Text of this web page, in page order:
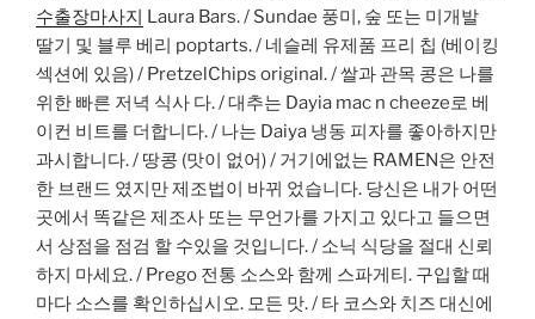
수출장마사지 Laura Bars. / Sundae 풍미, 숲 또는 미개발
딸기 및 블루 베리 poptarts. / 네슬레 유제품 프리 칩 (베이킹
섹션에 있음) / PretzelChips original. / 쌀과 관목 콩은 나를
위한 빠른 저녁 식사 다. / 대추는 Dayia mac n cheeze로 베
이컨 비트를 더합니다. / 나는 Daiya 냉동 피자를 좋아하지만
과시합니다. / 땅콩 (맛이 없어) / 거기에없는 RAMEN은 안전
한 브랜드 였지만 제조법이 바뀌 었습니다. 당신은 내가 어떤
곳에서 똑같은 제조사 또는 무언가를 가지고 있다고 들으면
서 상점을 점검 할 수있을 것입니다. / 소닉 식당을 절대 신뢰
하지 마세요. / Prego 전통 소스와 함께 스파게티. 구입할 때
마다 소스를 확인하십시오. 모든 맛. / 타 코스와 치즈 대신에